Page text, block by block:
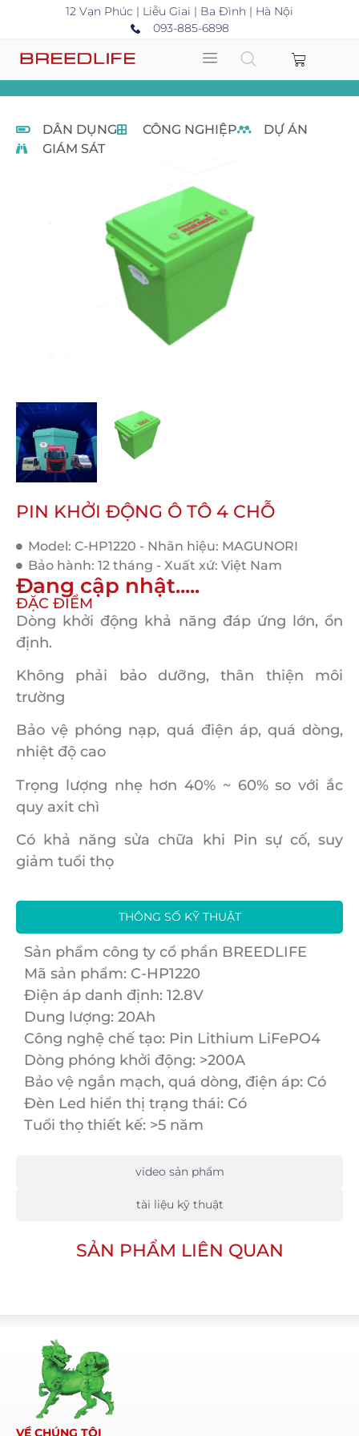
12 Vạn Phúc | Liễu Giai | Ba Đình | Hà Nội
093-885-6898
DÂN DỤNG CÔNG NGHIỆP
DỰ ÁN
GIÁM SÁT
PIN KHỞI ĐỘNG Ô TÔ 4 CHỖ
Model: C-HP1220 - Nhãn hiệu: MAGUNORI
Bảo hành: 12 tháng - Xuất xứ: Việt Nam
Đang cập nhật.....
ĐẶC ĐIỂM
Dòng khởi động khả năng đáp ứng lớn, ổn
định.
Không phải bảo dưỡng, thân thiện môi
trường
Bảo vệ phóng nạp, quá điện áp, quá dòng,
nhiệt độ cao
Trọng lượng nhẹ hơn 40% ~ 60% so với ắc
quy axit chì
Có khả năng sửa chữa khi Pin sự cố, suy
giảm tuổi thọ
THÔNG SỐ KỸ THUẬT
video sản phẩm
tài liệu kỹ thuật
Sản phẩm công ty cổ phần BREEDLIFE
Mã sản phẩm: C-HP1220
Điện áp danh định: 12.8V
Dung lượng: 20Ah
Công nghệ chế tạo: Pin Lithium LiFePO4
Dòng phóng khởi động: >200A
Bảo vệ ngắn mạch, quá dòng, điện áp: Có
Đèn Led hiển thị trạng thái: Có
Tuổi thọ thiết kế: >5 năm
SẢN PHẨM LIÊN QUAN